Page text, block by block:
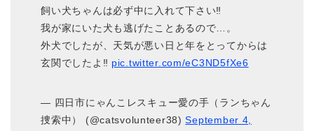
飼い犬ちゃんは必ず中に入れて下さい‼️
我が家にいた犬も逃げたことあるので…。
外犬でしたが、天気が悪い日と年をとってからは
玄関でしたよ‼️ pic.twitter.com/eC3ND5fXe6
— 四日市にゃんこレスキュー愛の手（ランちゃん
捜索中） (@catsvolunteer38)September 4,